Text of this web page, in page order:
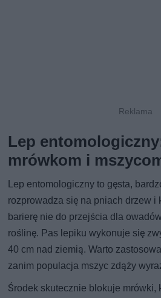
Lep
mrówkom i
Lep entomologiczny to gęsta,
rozprowadza się na pniach drzew i
barierę nie do przejścia dla
roślinę. Pas lepiku wykonuje się
40 cm nad ziemią. Warto
zanim populacja mszyc zdąży
Środek skutecznie blokuje mrówki,